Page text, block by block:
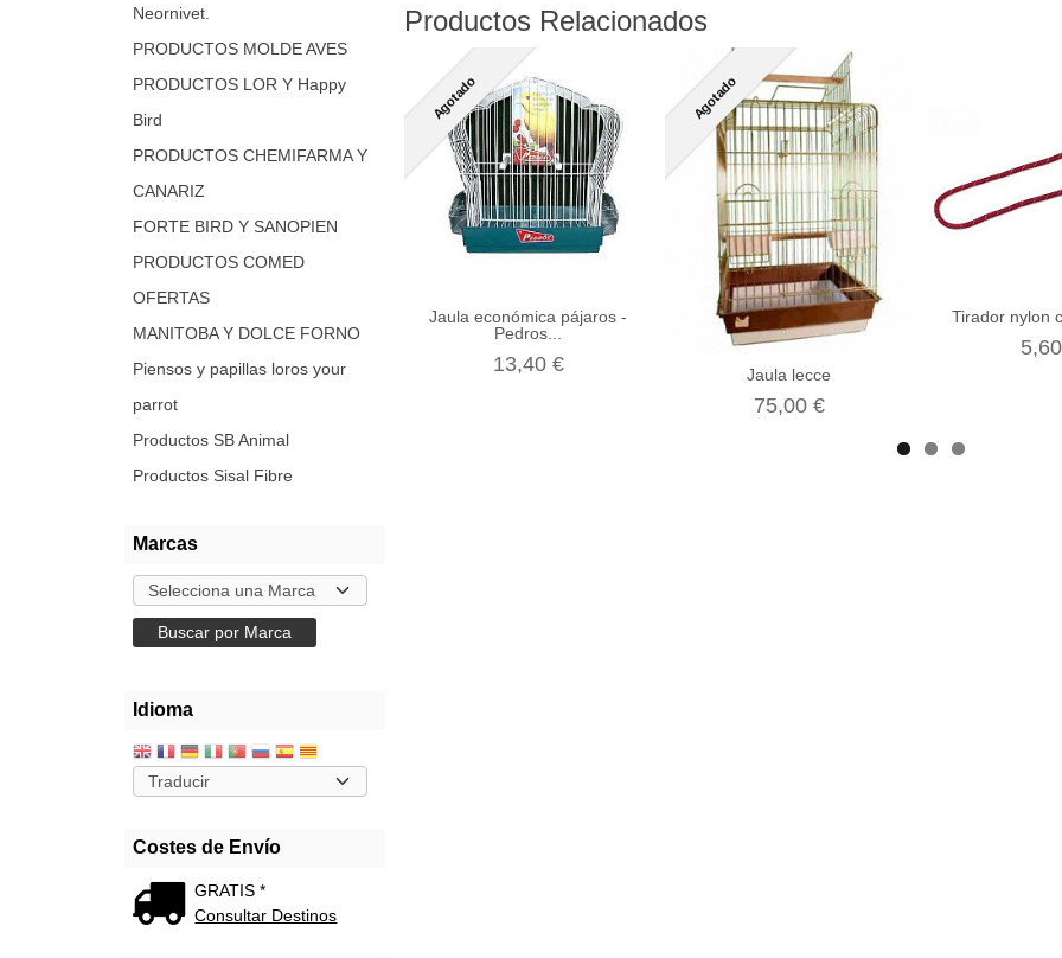
Neornivet.
PRODUCTOS MOLDE AVES
PRODUCTOS LOR Y Happy
Bird
PRODUCTOS CHEMIFARMA Y
CANARIZ
FORTE BIRD Y SANOPIEN
PRODUCTOS COMED
OFERTAS
MANITOBA Y DOLCE FORNO
Piensos y papillas loros your
parrot
Productos SB Animal
Productos Sisal Fibre
Marcas
Idioma
Costes de Envío
GRATIS *
Consultar Destinos
Productos Relacionados
Agotado
Jaula económica pájaros -
Pedros...
13,40 €
Agotado
Jaula lecce
75,00 €
Tirador nylon